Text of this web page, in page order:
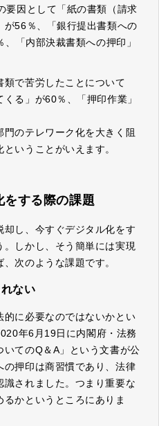
要因として「紙の書類（請求
56％、「銀行提出書類への
「内部決裁書類への押印」
で苦労したことについて
る」が60％、「押印作業」
のテレワーク化を大きく阻
いうことがいえます。
をする際の課題
し、今すぐデジタル化をす
しかし、そう簡単には実現
次のような課題です。
ない
に必要なのではないかとい
年6月19日に内閣府・法務
てのQ＆A」という文書が公
押印は商習慣であり、法律
されました。つまり重要な
かというところにありま